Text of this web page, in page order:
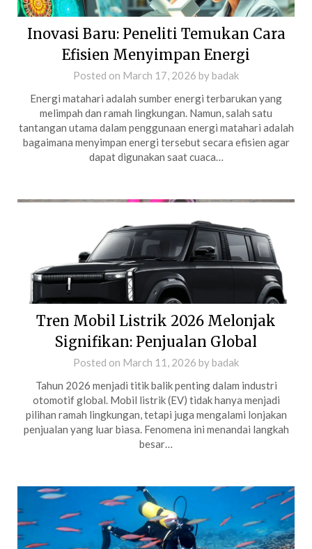
Inovasi Baru: Peneliti Temukan Cara
Efisien Menyimpan Energi
Posted on March 17, 2026 bybadak
Energi matahari adalah sumber energi terbarukan yang
melimpah dan ramah lingkungan. Namun, salah satu
tantangan utama dalam penggunaan energi matahari adalah
bagaimana menyimpan energi tersebut secara efisien agar
dapat digunakan saat cuaca…
Tren Mobil Listrik 2026 Melonjak
Signifikan: Penjualan Global
Posted on March 11, 2026 bybadak
Tahun 2026 menjadi titik balik penting dalam industri
otomotif global. Mobil listrik (EV) tidak hanya menjadi
pilihan ramah lingkungan, tetapi juga mengalami lonjakan
penjualan yang luar biasa. Fenomena ini menandai langkah
besar…